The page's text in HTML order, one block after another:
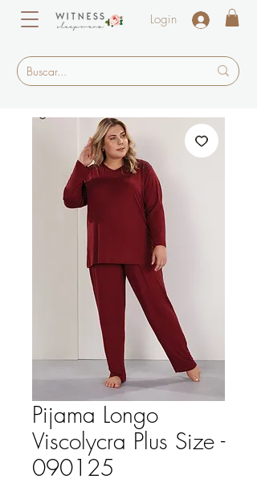
Login
Pijama Longo
Viscolycra Plus Size -
090125